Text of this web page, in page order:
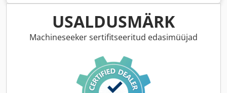
mm, laadimisruumi laius:1 510 mm, laadruumi kõrgus:
, kogulaius: 1 569 mm, kogukõrgus: 642 mm
USALDUSMÄRK
Machineseeker sertifitseeritud edasimüüjad